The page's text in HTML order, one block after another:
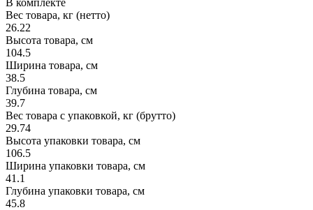
В комплекте
Вес товара, кг (нетто)
26.22
Высота товара, см
104.5
Ширина товара, см
38.5
Глубина товара, см
39.7
Вес товара с упаковкой, кг (брутто)
29.74
Высота упаковки товара, см
106.5
Ширина упаковки товара, см
41.1
Глубина упаковки товара, см
45.8